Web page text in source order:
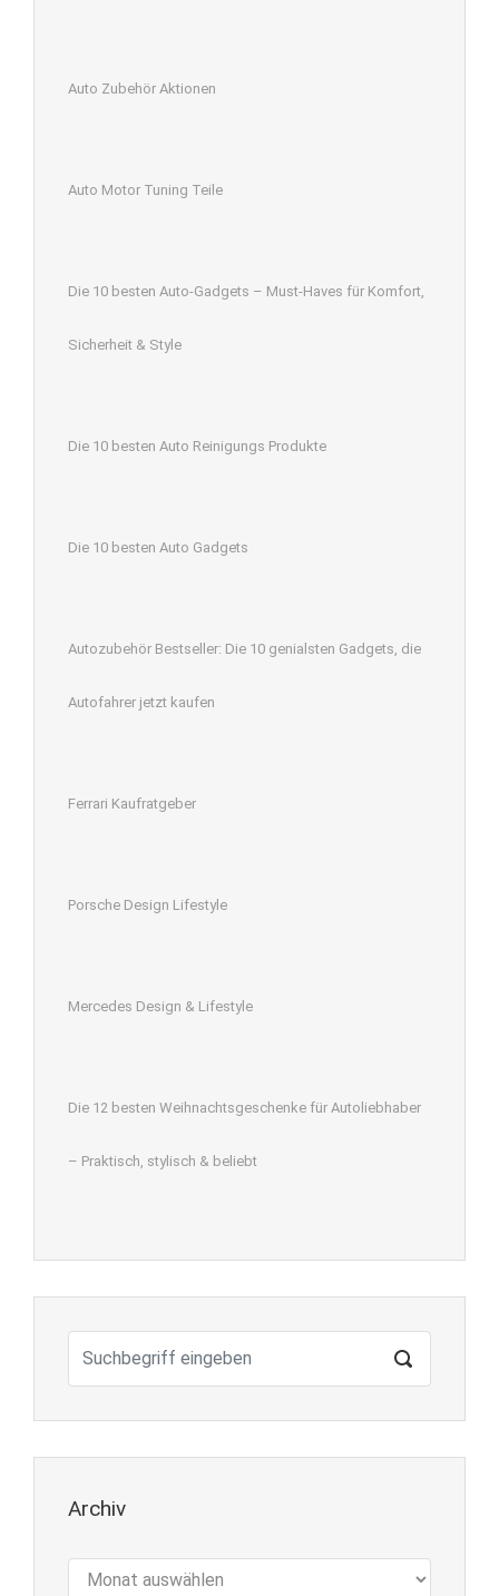
Auto Zubehör Aktionen
Auto Motor Tuning Teile
Die 10 besten Auto-Gadgets – Must-Haves für Komfort,
Sicherheit & Style
Die 10 besten Auto Reinigungs Produkte
Die 10 besten Auto Gadgets
Autozubehör Bestseller: Die 10 genialsten Gadgets, die
Autofahrer jetzt kaufen
Ferrari Kaufratgeber
Porsche Design Lifestyle
Mercedes Design & Lifestyle
Die 12 besten Weihnachtsgeschenke für Autoliebhaber
– Praktisch, stylisch & beliebt
Archiv